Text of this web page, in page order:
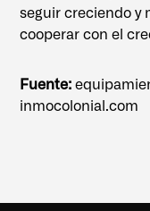
seguir creciendo y
cooperar con el
Fuente:
inmocolonial.com